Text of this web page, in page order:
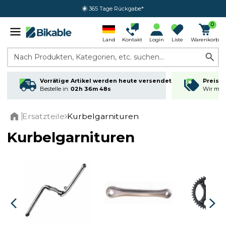
365 Tage Rückgabe*
Land Kontakt Login Liste
0
Warenkorb
Nach Produkten, Kategorien, etc. suchen...
Vorrätige Artikel werden heute versendet
Bestelle in: 02h 36m 47s
Wir
Ersatzteile Kurbelgarnituren
Kurbelgarnituren